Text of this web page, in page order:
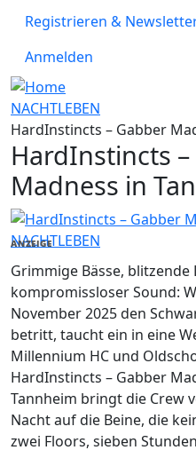
Registrieren &
Anmelden
NACHTLEBEN
HardInstincts – Gabber
HardInstincts
Madness in
NACHTLEBEN
ANZEIGE
Grimmige Bässe, blitzende
kompromissloser Sound:
November 2025 den
betritt, taucht ein in eine
Millennium HC und
HardInstincts – Gabber
Tannheim bringt die Crew
Nacht auf die Beine, die
zwei Floors, sieben